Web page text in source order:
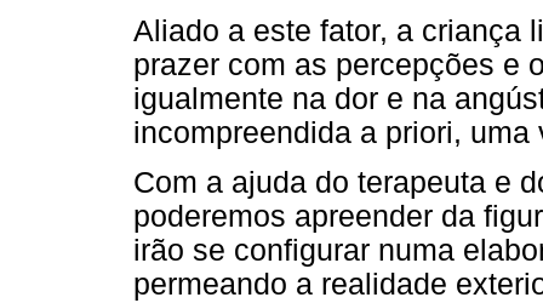
Aliado a este fator, a criança
prazer com as percepções e
igualmente na dor e na
incompreendida a priori,
Com a ajuda do terapeuta e
poderemos apreender da
irão se configurar numa
permeando a realidade